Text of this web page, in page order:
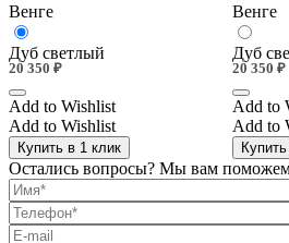
Венге
Дуб светлый
20 350 ₽
Add to Wishlist
Add to Wishlist
Купить в 1 клик
Венге
Дуб
20 350 ₽
Add to
Add to
Остались вопросы? Мы вам